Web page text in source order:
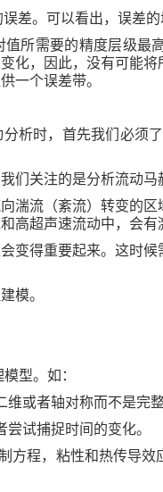
误差。可以看出，误差
值所需要的精度层级最
化，因此，没有可能
一个误差带。
析时，首先我们必须
们关注的是分析流动马
湍流（紊流）转变的
高超声速流动中，会
变得重要起来。这时
模。
型。如：
或者轴对称而不是完整
试捕捉时间的变化。
方程，粘性和热传导